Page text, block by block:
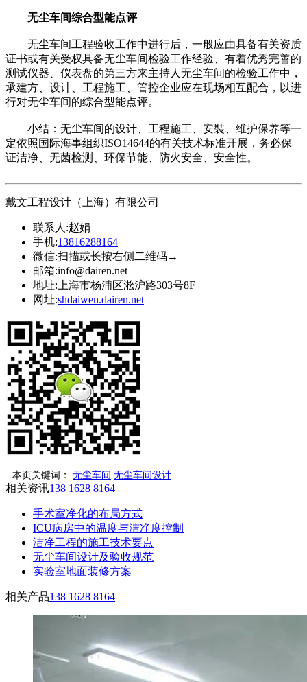
无尘车间综合型能点评
无尘车间工程验收工作中进行后，一般应由具备有关资质
证书或有关受权具备无尘车间检验工作经验、有着优秀完善的
测试仪器、仪表盘的第三方来主持人无尘车间的检验工作中，
承建方、设计、工程施工、管控企业应在现场相互配合，以进
行对无尘车间的综合型能点评。
小结：无尘车间的设计、工程施工、安裝、维护保养等一
定依照国际海事组织ISO14644的有关技术标准开展，务必保
证洁净、无菌检测、环保节能、防火安全、安全性。
戴文工程设计（上海）有限公司
联系人:赵娟
手机:13816288164
微信:扫描或长按右侧二维码→
邮箱:info@dairen.net
地址: 上海市杨浦区淞沪路303号8F
网址:shdaiwen.dairen.net
本页关键词： 无尘车间 无尘车间设计
相关资讯138 1628 8164
手术室净化的布局方式
ICU病房中的温度与洁净度控制
洁净工程的施工技术要点
无尘车间设计及验收规范
实验室地面装修方案
相关产品138 1628 8164